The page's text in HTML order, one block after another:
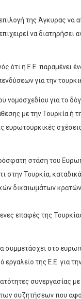
της Άγκυρας
να
ότι η Ε.Ε. παραμένει
για την
νομοσχεδίου για το
με την Τουρκία ή
στάση του
στην Τουρκία,
δικαιωμάτων
επαφές της
συμμετάσχει στο
της Ε.Ε. για
συνεργασίας
συζητήσεων που